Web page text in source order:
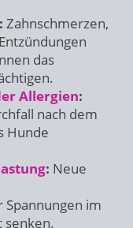
: Zahnschmerzen,
das
Allergien:
nach dem
Hunde
: Neue
im
senken.